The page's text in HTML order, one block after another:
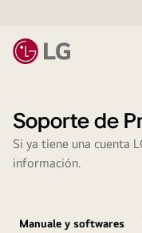
Soporte de
Si ya tiene una cuenta
información.
Manuale y softwares